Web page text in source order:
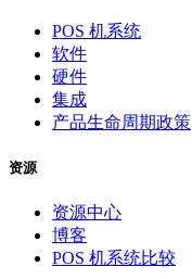
POS 机系统
软件
硬件
集成
产品生命周期政策
资源
资源中心
博客
POS 机系统比较